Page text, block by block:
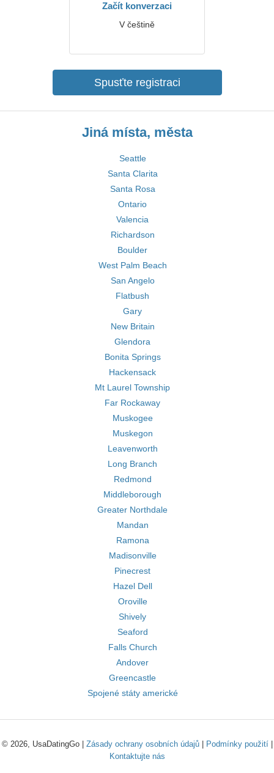
Začít konverzaci
V češtině
Spusťte registraci
Jiná místa, města
Seattle
Santa Clarita
Santa Rosa
Ontario
Valencia
Richardson
Boulder
West Palm Beach
San Angelo
Flatbush
Gary
New Britain
Glendora
Bonita Springs
Hackensack
Mt Laurel Township
Far Rockaway
Muskogee
Muskegon
Leavenworth
Long Branch
Redmond
Middleborough
Greater Northdale
Mandan
Ramona
Madisonville
Pinecrest
Hazel Dell
Oroville
Shively
Seaford
Falls Church
Andover
Greencastle
Spojené státy americké
© 2026, UsaDatingGo | Zásady ochrany osobních údajů| Podmínky použití|
Kontaktujte nás